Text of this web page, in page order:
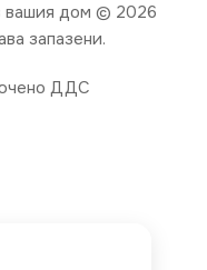
вашия дом © 2026
запазени.
ДДС